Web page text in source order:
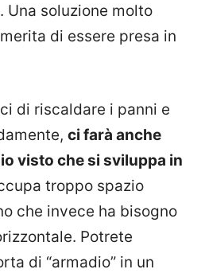
Una soluzione molto
di essere presa in
di riscaldare i panni e
ci farà anche
visto che si sviluppa in
troppo spazio
che invece ha bisogno
Potrete
di “armadio” in un